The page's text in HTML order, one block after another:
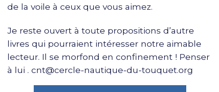
de la voile à ceux que vous aimez.
Je reste ouvert à toute propositions d’autre
livres qui pourraient intéresser notre aimable
lecteur. Il se morfond en confinement ! Penser
à lui . cnt@cercle-nautique-du-touquet.org